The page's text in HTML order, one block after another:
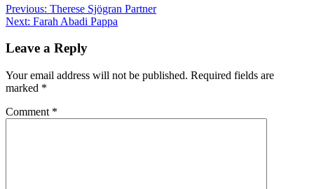
Previous: Therese Sjögran Partner
Next: Farah Abadi Pappa
Leave a Reply
Your email address will not be published. Required fields are
marked *
Comment *